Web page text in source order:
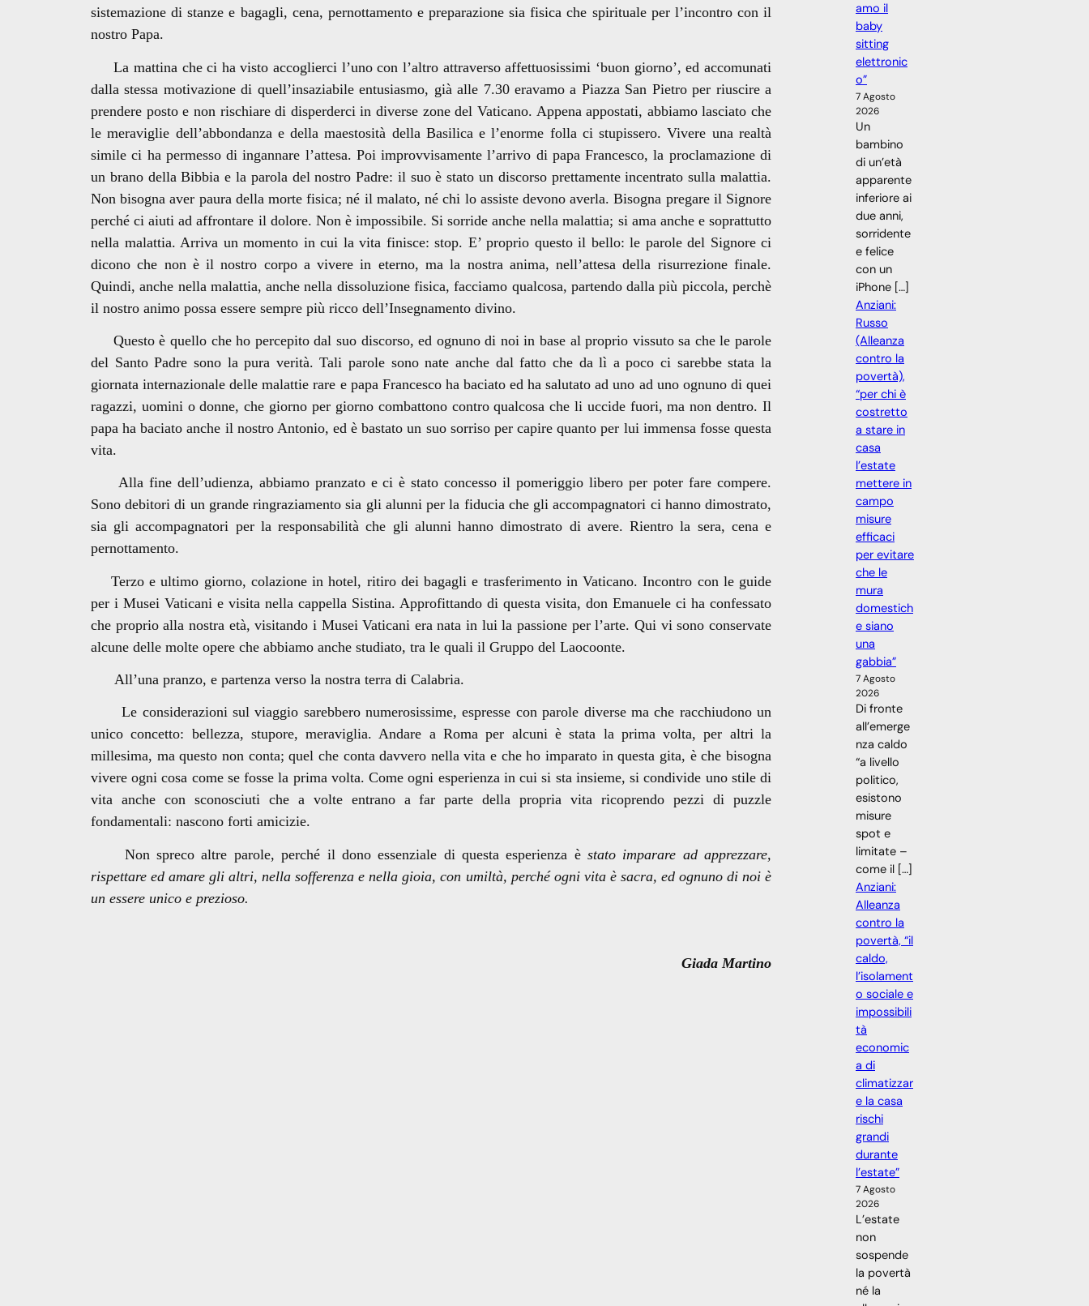
sistemazione di stanze e bagagli, cena, pernottamento e preparazione sia fisica che spirituale per l’incontro con il
nostro Papa.
La mattina che ci ha visto accoglierci l’uno con l’altro attraverso affettuosissimi ‘buon giorno’, ed accomunati
dalla stessa motivazione di quell’insaziabile entusiasmo, già alle 7.30 eravamo a Piazza San Pietro per riuscire a
prendere posto e non rischiare di disperderci in diverse zone del Vaticano. Appena appostati, abbiamo lasciato che
le meraviglie dell’abbondanza e della maestosità della Basilica e l’enorme folla ci stupissero. Vivere una realtà
simile ci ha permesso di ingannare l’attesa. Poi improvvisamente l’arrivo di papa Francesco, la proclamazione di
un brano della Bibbia e la parola del nostro Padre: il suo è stato un discorso prettamente incentrato sulla malattia.
Non bisogna aver paura della morte fisica; né il malato, né chi lo assiste devono averla. Bisogna pregare il Signore
perché ci aiuti ad affrontare il dolore. Non è impossibile. Si sorride anche nella malattia; si ama anche e soprattutto
nella malattia. Arriva un momento in cui la vita finisce: stop. E’ proprio questo il bello: le parole del Signore ci
dicono che non è il nostro corpo a vivere in eterno, ma la nostra anima, nell’attesa della risurrezione finale.
Quindi, anche nella malattia, anche nella dissoluzione fisica, facciamo qualcosa, partendo dalla più piccola, perchè
il nostro animo possa essere sempre più ricco dell’Insegnamento divino.
Questo è quello che ho percepito dal suo discorso, ed ognuno di noi in base al proprio vissuto sa che le parole
del Santo Padre sono la pura verità. Tali parole sono nate anche dal fatto che da lì a poco ci sarebbe stata la
giornata internazionale delle malattie rare e papa Francesco ha baciato ed ha salutato ad uno ad uno ognuno di quei
ragazzi, uomini o donne, che giorno per giorno combattono contro qualcosa che li uccide fuori, ma non dentro. Il
papa ha baciato anche il nostro Antonio, ed è bastato un suo sorriso per capire quanto per lui immensa fosse questa
vita.
Alla fine dell’udienza, abbiamo pranzato e ci è stato concesso il pomeriggio libero per poter fare compere.
Sono debitori di un grande ringraziamento sia gli alunni per la fiducia che gli accompagnatori ci hanno dimostrato,
sia gli accompagnatori per la responsabilità che gli alunni hanno dimostrato di avere. Rientro la sera, cena e
pernottamento.
Terzo e ultimo giorno, colazione in hotel, ritiro dei bagagli e trasferimento in Vaticano. Incontro con le guide
per i Musei Vaticani e visita nella cappella Sistina. Approfittando di questa visita, don Emanuele ci ha confessato
che proprio alla nostra età, visitando i Musei Vaticani era nata in lui la passione per l’arte. Qui vi sono conservate
alcune delle molte opere che abbiamo anche studiato, tra le quali il Gruppo del Laocoonte.
All’una pranzo, e partenza verso la nostra terra di Calabria.
Le considerazioni sul viaggio sarebbero numerosissime, espresse con parole diverse ma che racchiudono un
unico concetto: bellezza, stupore, meraviglia. Andare a Roma per alcuni è stata la prima volta, per altri la
millesima, ma questo non conta; quel che conta davvero nella vita e che ho imparato in questa gita, è che bisogna
vivere ogni cosa come se fosse la prima volta. Come ogni esperienza in cui si sta insieme, si condivide uno stile di
vita anche con sconosciuti che a volte entrano a far parte della propria vita ricoprendo pezzi di puzzle
fondamentali: nascono forti amicizie.
Non spreco altre parole, perché il dono essenziale di questa esperienza è stato imparare ad apprezzare,
rispettare ed amare gli altri, nella sofferenza e nella gioia, con umiltà, perché ogni vita è sacra, ed ognuno di noi è
un essere unico e prezioso.
Giada Martino
amo il
baby
sitting
elettronic
o”
7 Agosto
2026
Un
bambino
di un’età
apparente
inferiore ai
due anni,
sorridente
e felice
con un
iPhone […]
Anziani:
Russo
(Alleanza
contro la
povertà),
“per chi è
costretto
a stare in
casa
l’estate
mettere in
campo
misure
efficaci
per evitare
che le
mura
domestich
e siano
una
gabbia”
7 Agosto
2026
Di fronte
all’emerge
nza caldo
“a livello
politico,
esistono
misure
spot e
limitate –
come il […]
Anziani:
Alleanza
contro la
povertà, “il
caldo,
l’isolament
o sociale e
impossibili
tà
economic
a di
climatizzar
e la casa
rischi
grandi
durante
l’estate”
7 Agosto
2026
L’estate
non
sospende
la povertà
né la